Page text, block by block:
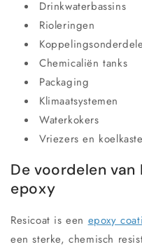
Drinkwaterbassins
Rioleringen
Chemicaliën tanks
Packaging
Klimaatsystemen
Waterkokers
Vriezers en
De voordelen
epoxy
Resicoat is een epoxy
een sterke, chemisch